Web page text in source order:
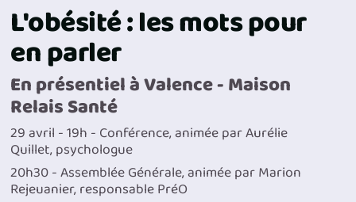
L'obésité : les mots pour
en parler
En présentiel à Valence - Maison
Relais Santé
29 avril - 19h - Conférence, animée par Aurélie
Quillet, psychologue
20h30 - Assemblée Générale, animée par Marion
Rejeuanier, responsable PréO